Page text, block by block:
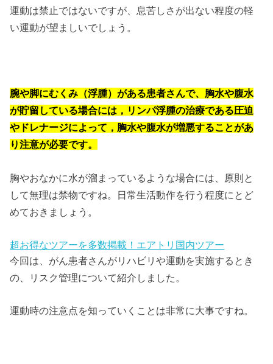
運動は禁止ではないですが、息苦しさが出ない程度の軽
い運動が望ましいでしょう。
腕や脚にむくみ（浮腫）がある患者さんで、胸水や腹水
が貯留している場合には，リンパ浮腫の治療である圧迫
やドレナージによって，胸水や腹水が増悪することがあ
り注意が必要です。
胸やおなかに水が溜まっているような場合には、原則と
して無理は禁物ですね。日常生活動作を行う程度にとど
めておきましょう。
超お得なツアーを多数掲載！エアトリ国内ツアー
今回は、がん患者さんがリハビリや運動を実施するとき
の、リスク管理について紹介しました。
運動時の注意点を知っていくことは非常に大事ですね。